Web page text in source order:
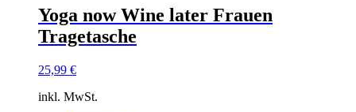
Yoga now Wine later Frauen
Tragetasche
25,99 €
inkl. MwSt.